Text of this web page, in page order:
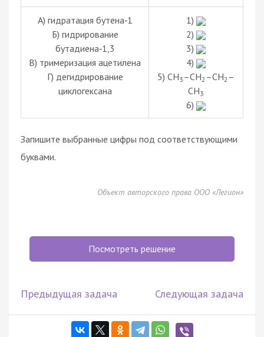
А) гидратация бутена‑1
Б) гидрирование
бутадиена‑1,3
В) тримеризация ацетилена
Г) дегидрирование
циклогексана
1)
2)
3)
4)
5) CH3 –CH2 –CH2 –
CH3
6)
Запишите выбранные цифры под соответствующими
буквами.
Объект авторского права ООО «Легион»
Посмотреть решение
Предыдущая задача Следующая задача